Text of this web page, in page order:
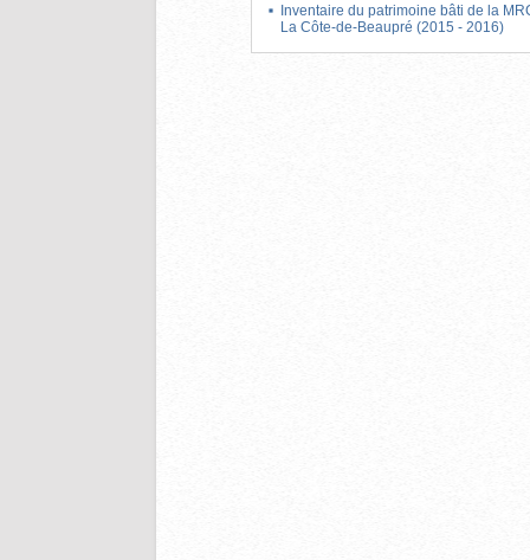
Inventaire du patrimoine bâti de la
La Côte-de-Beaupré (2015 - 2016)